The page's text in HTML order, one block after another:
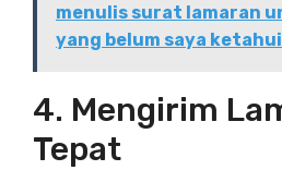
menulis surat lamaran
yang belum saya
4. Mengirim
Tepat